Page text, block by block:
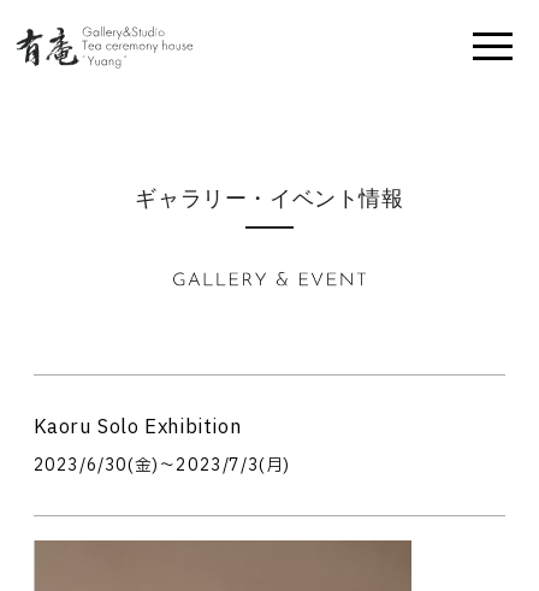
ギャラリー・イベント情報
Kaoru Solo Exhibition
2023/6/30(金)〜2023/7/3(月)